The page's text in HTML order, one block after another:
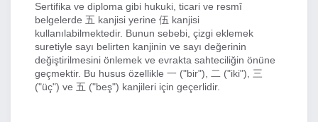
Sertifika ve diploma gibi hukuki, ticari ve resmî
belgelerde 五 kanjisi yerine 伍 kanjisi
kullanılabilmektedir. Bunun sebebi, çizgi eklemek
suretiyle sayı belirten kanjinin ve sayı değerinin
değiştirilmesini önlemek ve evrakta sahteciliğin önüne
geçmektir. Bu husus özellikle 一 ("bir"), 二 ("iki"), 三
("üç") ve 五 ("beş") kanjileri için geçerlidir.